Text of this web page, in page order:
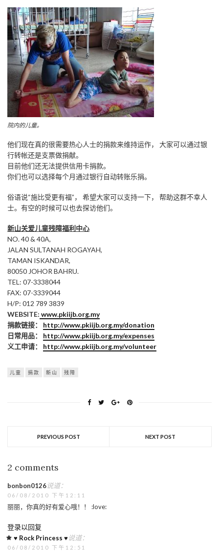
院内的儿童。
他们现在真的很需要热心人士的捐款来维持运作， 大家可以通过银
行转帐还是支票做捐献。
目前他们还无法提供信用卡捐款。
你们也可以选择每个月通过银行自动转账乐捐。
俗语说“施比受更有福”， 希望大家可以支持一下， 帮助这群不幸人
士。有空的时候可以也去探访他们。
新山关爱儿童残障福利中心
NO. 40 & 40A,
JALAN SULTANAH ROGAYAH,
TAMAN ISKANDAR,
80050 JOHOR BAHRU.
TEL: 07-3338044
FAX: 07-3339044
H/P: 012 789 3839
WEBSITE: www.pkiijb.org.my
捐款链接： http://www.pkiijb.org.my/donation
日常用品： http://www.pkiijb.org.my/expenses
义工申请： http://www.pkiijb.org.my/volunteer
儿童 捐款 新山 残障
PREVIOUS POST NEXT POST
2 comments
bonbon0126说道：
06/08/2010 下午12:11
丽丽，你真的好有爱心哦！！ :love:
登录以回复
♥ Rock Princess ♥说道：
06/08/2010 下午12:51